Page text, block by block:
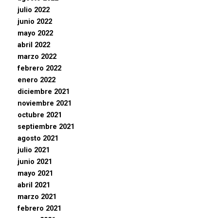
julio 2022
junio 2022
mayo 2022
abril 2022
marzo 2022
febrero 2022
enero 2022
diciembre 2021
noviembre 2021
octubre 2021
septiembre 2021
agosto 2021
julio 2021
junio 2021
mayo 2021
abril 2021
marzo 2021
febrero 2021